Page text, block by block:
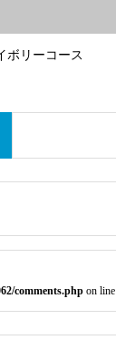
ボリーコース
comments.phpon line